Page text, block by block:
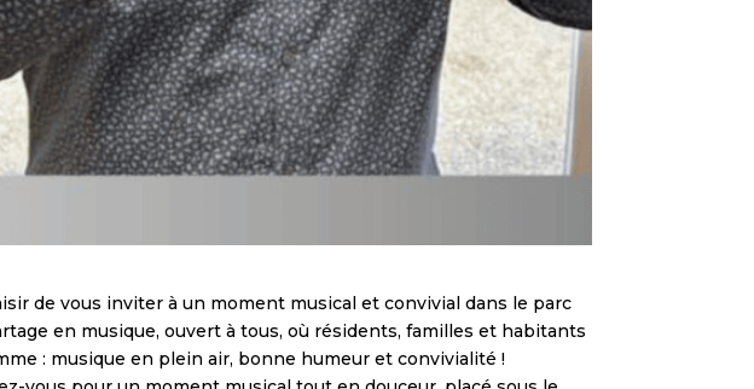
de vous inviter à un moment musical et convivial dans le parc
en musique, ouvert à tous, où résidents, familles et habitants
: musique en plein air, bonne humeur et convivialité !